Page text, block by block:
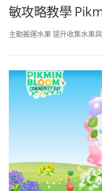
敏攻略教學
主動搬運水果 提升收集水果